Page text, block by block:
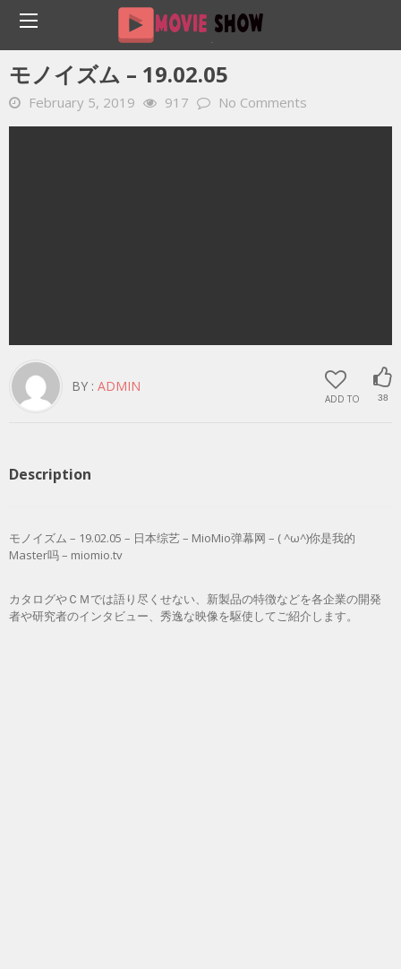
Home YOUTUBE 動画 毎日 モノイズム – 19.02.05
モノイズム – 19.02.05
February 5, 2019 917 No Comments
ADD TO 38
BY : ADMIN
Description
モノイズム – 19.02.05 – 日本综艺 – MioMio弹幕网 – ( ^ω^)你是我的
Master吗 – miomio.tv
カタログやＣＭでは語り尽くせない、新製品の特徴などを各企業の開発
者や研究者のインタビュー、秀逸な映像を駆使してご紹介します。